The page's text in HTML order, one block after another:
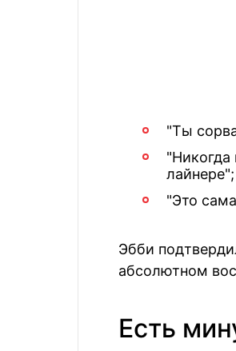
"Ты
"Никогда
лайнере";
"Это
Эбби
абсолютном
Есть